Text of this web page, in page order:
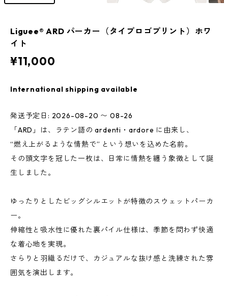
Liguee®️ ARD パーカー（タイプロゴプリント）ホワ
イト
¥11,000
International shipping available
発送予定日: 2026-08-20 〜 08-26
「ARD」は、ラテン語の ardenti・ardore に由来し、
“燃え上がるような情熱で” という想いを込めた名前。
その頭文字を冠した一枚は、日常に情熱を纏う象徴として誕
生しました。
ゆったりとしたビッグシルエットが特徴のスウェットパーカ
ー。
伸縮性と吸水性に優れた裏パイル仕様は、季節を問わず快適
な着心地を実現。
さらりと羽織るだけで、カジュアルな抜け感と洗練された雰
囲気を演出します。